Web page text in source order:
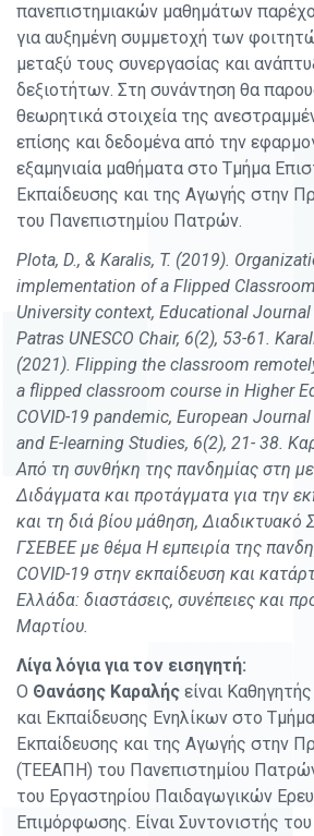
πανεπιστημιακών μαθημάτων
για αυξημένη συμμετοχή των
μεταξύ τους συνεργασίας και
δεξιοτήτων. Στη συνάντηση θα
θεωρητικά στοιχεία της
επίσης και δεδομένα από την
εξαμηνιαία μαθήματα στο Τμήμα
Εκπαίδευσης και της Αγωγής στην
του Πανεπιστημίου Πατρών.
Plota, D., & Karalis, T. (2019).
implementation of a Flipped
University context, Educational
Patras UNESCO Chair, 6(2), 53-61.
(2021). Flipping the classroom
a flipped classroom course in Higher
COVID-19 pandemic, European
and E-learning Studies, 6(2), 21- 38.
Από τη συνθήκη της πανδημίας στη
Διδάγματα και προτάγματα για την
και τη διά βίου μάθηση, Διαδικτυακό
ΓΣΕΒΕΕ με θέμα Η εμπειρία της
COVID-19 στην εκπαίδευση και
Ελλάδα: διαστάσεις, συνέπειες και
Μαρτίου.
Λίγα λόγια για τον εισηγητή:
Ο Θανάσης Καραλής είναι
και Εκπαίδευσης Ενηλίκων στο
Εκπαίδευσης και της Αγωγής στην
(ΤΕΕΑΠΗ) του Πανεπιστημίου
του Εργαστηρίου Παιδαγωγικών
Επιμόρφωσης. Είναι Συντονιστής